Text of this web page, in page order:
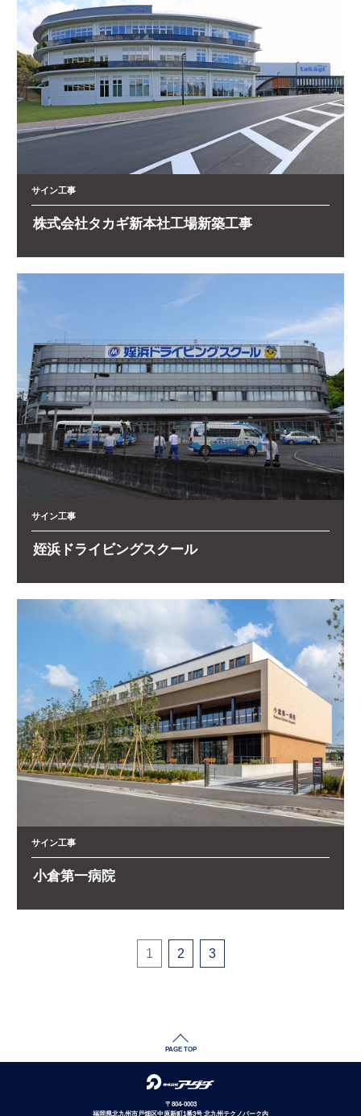
サイン工事
株式会社タカギ新本社工場新築工事
サイン工事
姪浜ドライビングスクール
サイン工事
小倉第一病院
1 2 3
PAGE TOP
〒804-0003
福岡県北九州市戸畑区中原新町1番3号 北九州テクノパーク内